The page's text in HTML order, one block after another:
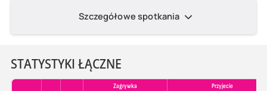
Szczegółowe spotkania
STATYSTYKI ŁĄCZNE
Zagrywka Przyjecie